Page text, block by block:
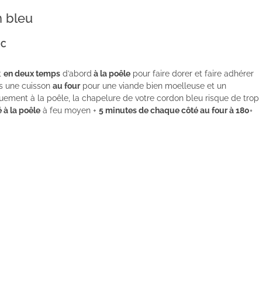
bleu
en deux temps d’abord à la poêle pour faire dorer et faire adhérer
une cuisson au fourpour une viande bien moelleuse et un
à la poêle, la chapelure de votre cordon bleu risque de trop
à la poêle à feu moyen + 5 minutes de chaque côté au four à 180◦